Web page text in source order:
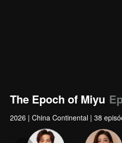
The Epoch of Miyu
2026 | China Continental | 38